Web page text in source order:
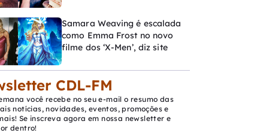
Samara Weaving é escalada
como Emma Frost no novo
filme dos ‘X-Men’, diz site
CDL-FM
você recebe no seu e-mail o resumo das
notícias, novidades, eventos, promoções e
Se inscreva agora em nossa newsletter e
dentro!